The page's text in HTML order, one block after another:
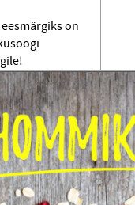
on